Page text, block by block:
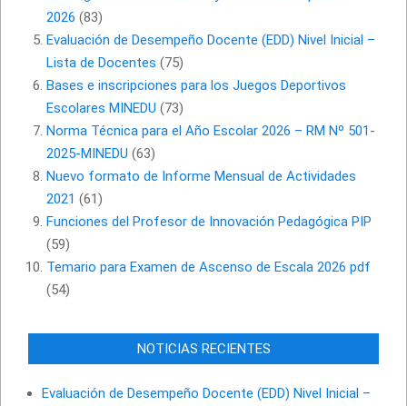
2026 (83)
Evaluación de Desempeño Docente (EDD) Nivel Inicial –
Lista de Docentes (75)
Bases e inscripciones para los Juegos Deportivos
Escolares MINEDU (73)
Norma Técnica para el Año Escolar 2026 – RM Nº 501-
2025-MINEDU (63)
Nuevo formato de Informe Mensual de Actividades
2021 (61)
Funciones del Profesor de Innovación Pedagógica PIP
(59)
Temario para Examen de Ascenso de Escala 2026 pdf
(54)
NOTICIAS RECIENTES
Evaluación de Desempeño Docente (EDD) Nivel Inicial –